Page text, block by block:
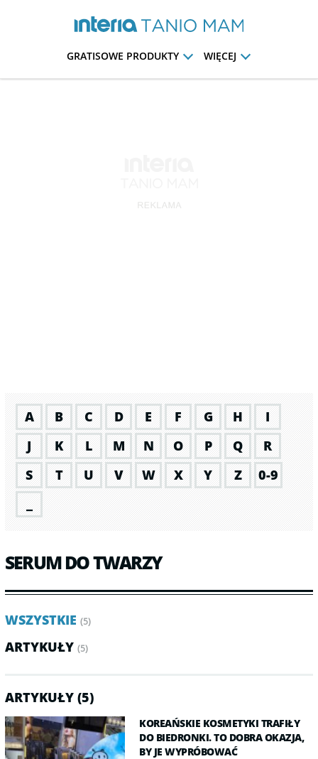
GRATISOWE PRODUKTY WIĘCEJ
A B C D E F G H
I
J
K L M N O P Q
R
S
T U V W X Y Z
0-9
SERUM DO TWARZY
WSZYSTKIE (5)
ARTYKUŁY (5)
ARTYKUŁY (5)
KOREAŃSKIE KOSMETYKI TRAFIŁY
DO BIEDRONKI. TO DOBRA OKAZJA,
BY JE WYPRÓBOWAĆ